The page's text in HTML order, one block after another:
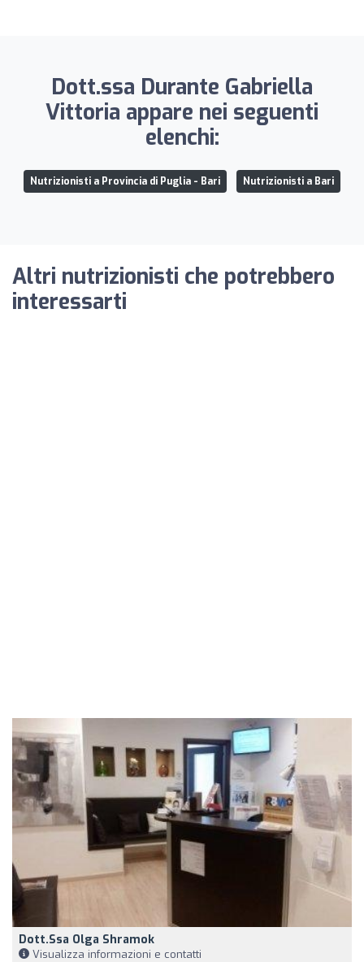
Dott.ssa Durante Gabriella
Vittoria appare nei seguenti
elenchi:
Nutrizionisti a Provincia di Puglia - Bari Nutrizionisti a Bari
Altri nutrizionisti che potrebbero
interessarti
Dott.ssa Olga Shramok
Visualizza informazioni e contatti